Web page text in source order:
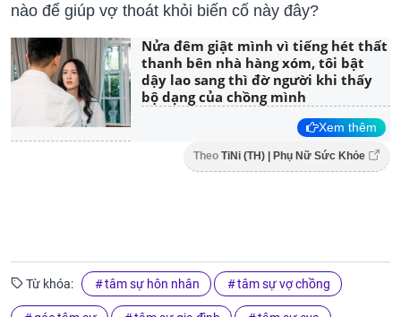
nào để giúp vợ thoát khỏi biến cố này đây?
Nửa đêm giật mình vì tiếng hét thất
thanh bên nhà hàng xóm, tôi bật
dậy lao sang thì đờ người khi thấy
bộ dạng của chồng mình
Xem thêm
Theo TiNi (TH) | Phụ Nữ Sức Khỏe
Từ khóa: tâm sự hôn nhân tâm sự vợ chồng